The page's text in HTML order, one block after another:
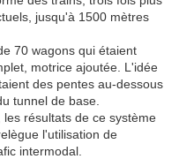
jusqu'à 1500 mètres
70 wagons qui étaient
motrice ajoutée. L'idée
des pentes au-dessous
tunnel de base.
résultats de ce système
l'utilisation de
intermodal.